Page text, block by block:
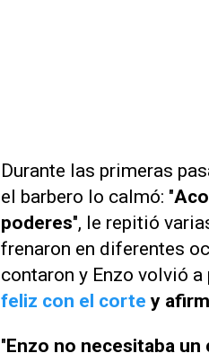
Durante las primeras
el barbero lo calmó: "
poderes", le repitió
frenaron en diferentes
contaron y Enzo volvió
feliz con el corte y
"Enzo no necesitaba